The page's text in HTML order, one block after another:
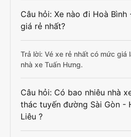
Câu hỏi: Xe nào đi Hoà Bình
giá rẻ nhất?
Trả lời: Vé xe rẻ nhất có mức
nhà xe Tuấn Hưng.
Câu hỏi: Có bao nhiêu nhà
thác tuyến đường Sài Gòn -
Liêu ?